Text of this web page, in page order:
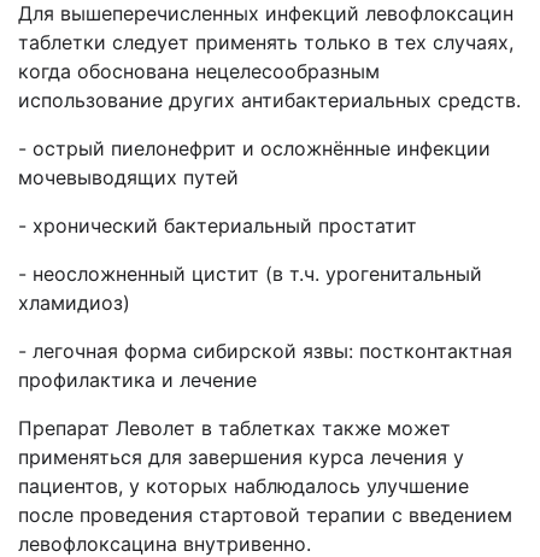
Для вышеперечисленных инфекций левофлоксацин
таблетки следует применять только в тех случаях,
когда обоснована нецелесообразным
использование других антибактериальных средств.
- острый пиелонефрит и осложнённые инфекции
мочевыводящих путей
- хронический бактериальный простатит
- неосложненный цистит (в т.ч. урогенитальный
хламидиоз)
- легочная форма сибирской язвы: постконтактная
профилактика и лечение
Препарат Леволет в таблетках также может
применяться для завершения курса лечения у
пациентов, у которых наблюдалось улучшение
после проведения стартовой терапии с введением
левофлоксацина внутривенно.